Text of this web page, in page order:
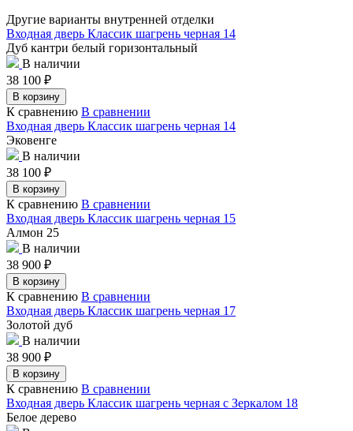
Другие варианты внутренней отделки
Входная дверь Классик шагрень черная 14
Дуб кантри белый горизонтальный
В наличии
38 100 ₽
В корзину
К сравнению В сравнении
Входная дверь Классик шагрень черная 14
Эковенге
В наличии
38 100 ₽
В корзину
К сравнению В сравнении
Входная дверь Классик шагрень черная 15
Алмон 25
В наличии
38 900 ₽
В корзину
К сравнению В сравнении
Входная дверь Классик шагрень черная 17
Золотой дуб
В наличии
38 900 ₽
В корзину
К сравнению В сравнении
Входная дверь Классик шагрень черная с Зеркалом 18
Белое дерево